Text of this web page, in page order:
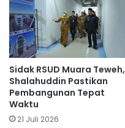
Sidak RSUD Muara Teweh,
Shalahuddin Pastikan
Pembangunan Tepat
Waktu
21 Juli 2026